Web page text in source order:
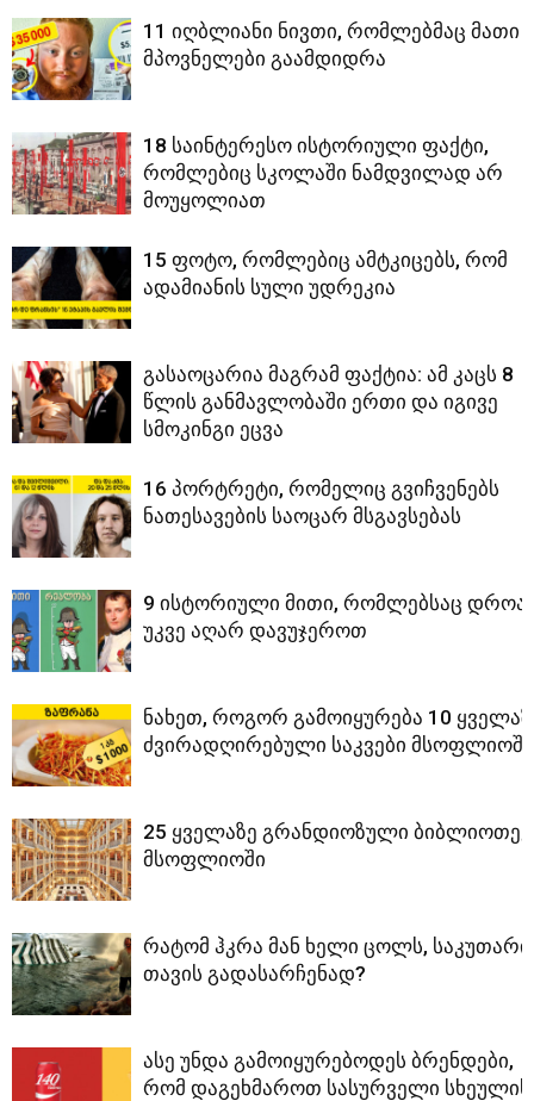
11 იღბლიანი ნივთი, რომლებმაც მათი
მპოვნელები გაამდიდრა
18 საინტერესო ისტორიული ფაქტი,
რომლებიც სკოლაში ნამდვილად არ
მოუყოლიათ
15 ფოტო, რომლებიც ამტკიცებს, რომ
ადამიანის სული უდრეკია
გასაოცარია მაგრამ ფაქტია: ამ კაცს 8
წლის განმავლობაში ერთი და იგივე
სმოკინგი ეცვა
16 პორტრეტი, რომელიც გვიჩვენებს
ნათესავების საოცარ მსგავსებას
9 ისტორიული მითი, რომლებსაც დროა
უკვე აღარ დავუჯეროთ
ნახეთ, როგორ გამოიყურება 10
ძვირადღირებული საკვები მსოფლიოში
25 ყველაზე გრანდიოზული
მსოფლიოში
რატომ ჰკრა მან ხელი ცოლს, საკუთარი
თავის გადასარჩენად?
ასე უნდა გამოიყურებოდეს ბრენდები,
რომ დაგეხმაროთ სასურველი სხეულის